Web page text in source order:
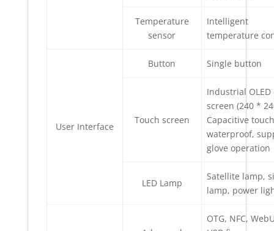
Temperature
sensor
Intelligent
temperature
User Interface
Button Single button
Touch screen
Industrial OLED
screen (240 *
Capacitive
waterproof,
glove operation
LED Lamp
Satellite lamp,
lamp, power
OTG, NFC,